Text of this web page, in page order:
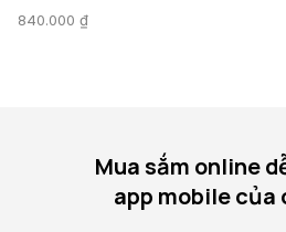
840.000 ₫
Mua sắm online
app mobile của